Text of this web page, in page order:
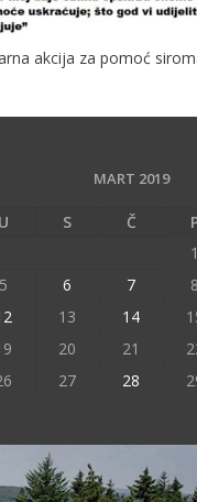
akcija za pomoć
MART 2019
U S Č
1
5 6 7 8
13 14
20 21
27 28